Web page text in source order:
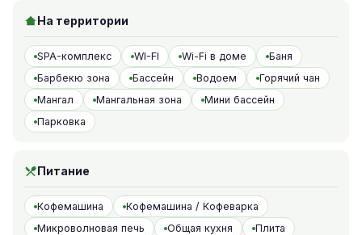
На территории
SPA-комплекс WI-FI Wi-Fi в доме
Баня
Барбекю зона
Бассейн Водоем
Горячий чан
Мангал
Мангальная зона
Мини бассейн
Парковка
Питание
Кофемашина
Кофемашина / Кофеварка
Микроволновая печь
Общая кухня
Плита